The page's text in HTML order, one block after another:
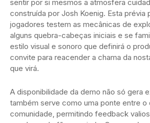
sentir por si mesmos a atmosfera
construída por Josh Koenig. Esta prévia
jogadores testem as mecânicas de
alguns quebra-cabeças iniciais e se
estilo visual e sonoro que definirá o
convite para reacender a chama da
que virá.
A disponibilidade da demo não só gera
também serve como uma ponte entre o
comunidade, permitindo feedback